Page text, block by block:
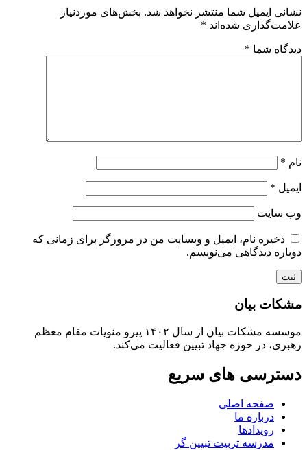
نشانی ایمیل شما منتشر نخواهد شد. بخش‌های موردنیاز
علامت‌گذاری شده‌اند *
دیدگاه شما *
نام *
ایمیل *
وب‌ سایت
ذخیره نام، ایمیل و وبسایت من در مرورگر برای زمانی که
دوباره دیدگاهی می‌نویسم.
مشکات بیان
موسسه مشکات بیان از سال ۱۴۰۲ پیرو منویات مقام معظم
رهبری، در حوزه جهاد تبیین فعالیت می‌کند.
دسترسی های سریع
صفحه اصلی
درباره ما
رویدادها
مدرسه تربیت تبیین گر